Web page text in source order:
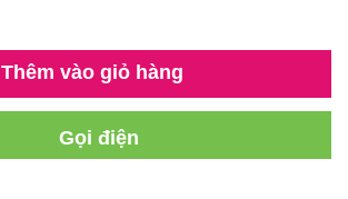
Thêm vào giỏ hàng
Gọi điện